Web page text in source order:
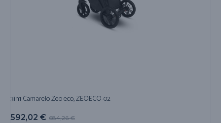
3in1 Camarelo Zeo eco, ZEOECO-02
684,26€
592,02 €